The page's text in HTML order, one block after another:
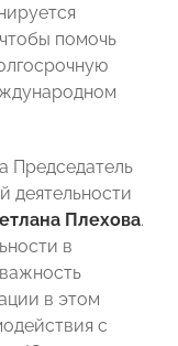
помочь
Председатель
деятельности
Плехова.
в
в этом
с